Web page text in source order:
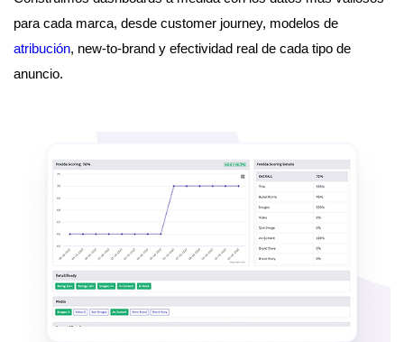
para cada marca, desde customer journey, modelos de
atribución, new-to-brand y efectividad real de cada tipo de
anuncio.